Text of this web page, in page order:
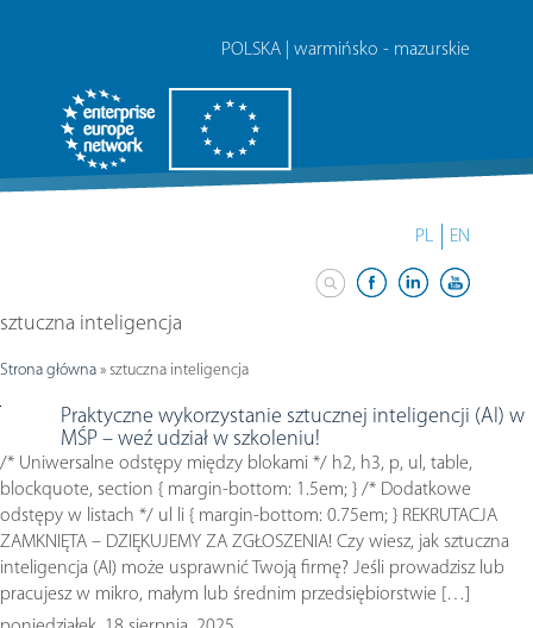
POLSKA | warmińsko - mazurskie
PL EN
sztuczna inteligencja
Strona główna » sztuczna inteligencja
Praktyczne wykorzystanie sztucznej inteligencji (AI) w
MŚP – weź udział w szkoleniu!
/* Uniwersalne odstępy między blokami */ h2, h3, p, ul, table,
blockquote, section { margin-bottom: 1.5em; } /* Dodatkowe
odstępy w listach */ ul li { margin-bottom: 0.75em; } REKRUTACJA
ZAMKNIĘTA – DZIĘKUJEMY ZA ZGŁOSZENIA! Czy wiesz, jak sztuczna
inteligencja (AI) może usprawnić Twoją firmę? Jeśli prowadzisz lub
pracujesz w mikro, małym lub średnim przedsiębiorstwie […]